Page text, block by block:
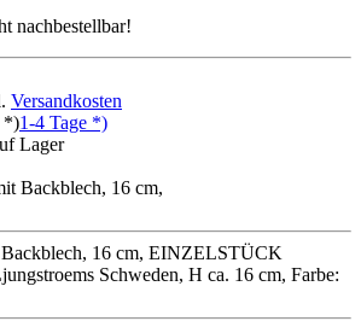
nachbestellbar!
Versandkosten
1-4 Tage *)
Lager
Backblech, 16 cm, EINZELSTÜCK
Schweden, H ca. 16 cm, Farbe: